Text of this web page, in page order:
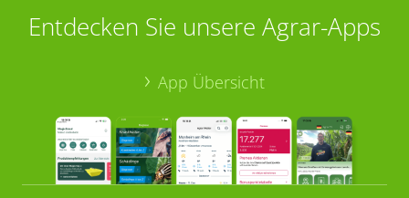
Entdecken Sie unsere Agrar-Apps
App Übersicht